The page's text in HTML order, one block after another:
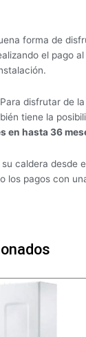
forma de
el pago
disfrutar de
tiene la
en hasta 36
caldera desde
los pagos con